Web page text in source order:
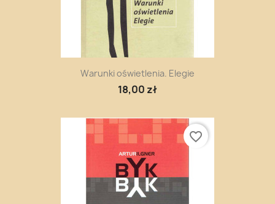
Warunki oświetlenia. Elegie
18,00 zł
favorite_border